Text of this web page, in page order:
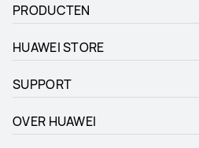
PRODUCTEN
HUAWEI STORE
SUPPORT
OVER HUAWEI